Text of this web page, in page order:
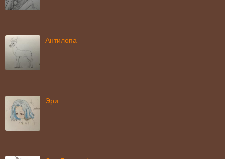
Антилопа
Эри